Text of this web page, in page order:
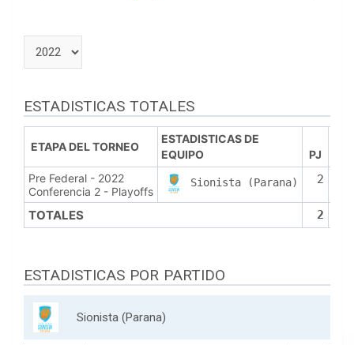
ESTADISTICAS TOTALES
ETAPA DEL TORNEO
ESTADISTICAS DE
EQUIPO
PJ
Pre Federal - 2022
Conferencia 2 - Playoffs
Sionista (Parana) 2
TOTALES 2
ESTADISTICAS POR PARTIDO
Sionista (Parana)